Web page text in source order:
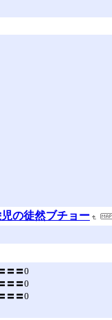
の徒然ブチョー
〓〓0
〓〓0
〓〓0